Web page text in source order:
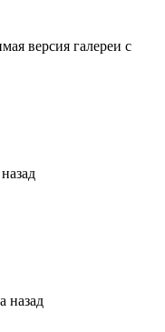
версия галереи с
назад